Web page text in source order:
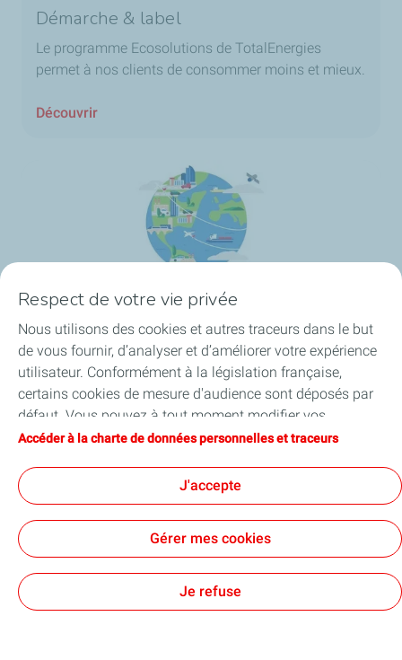
Démarche & label
Le programme Ecosolutions de TotalEnergies
permet à nos clients de consommer moins et mieux.
Découvrir
Produits, services et solutions labellisés
Produits et gammes labellisés, critères d'impact et
labellisations emblématiques.
Découvrir
Conditions générales d'utilisation
Respect de votre vie privée
Nous utilisons des cookies et autres traceurs dans le but
de vous fournir, d’analyser et d’améliorer votre expérience
utilisateur. Conformément à la législation française,
certains cookies de mesure d'audience sont déposés par
défaut. Vous pouvez à tout moment modifier vos
paramètres de cookies en cliquant sur le bouton « Gérer
vous acceptez le dépôt de l’ensemble des cookies. Dans le
cas où vous cliquez sur « Je refuse », seuls les cookies
techniques nécessaires au bon fonctionnement du site
seront utilisés. Pour plus d’informations, vous pouvez
traceurs ».
Accéder à la charte de données personnelles et traceurs
J'accepte
Gérer mes cookies
Je refuse